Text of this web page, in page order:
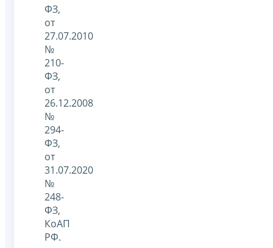
ФЗ,
от
27.07.2010
№
210-
ФЗ,
от
26.12.2008
№
294-
ФЗ,
от
31.07.2020
№
248-
ФЗ,
КоАП
РФ.